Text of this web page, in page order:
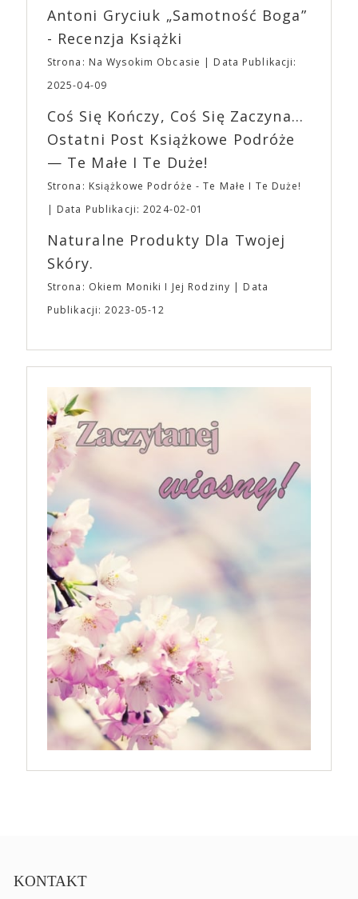
(„Joker”, „Ona”) w swojej najbardziej zaskakującej
roli. Twórca kultowych „Dziedzictwo. Hereditary” i
„Midsommar. W biały dzień” zrealizował najbardziej
osobisty film, który pozwolił mu w pełni podzielić
się z widzami swoimi lękami, wizją świata, a przede
„Bo się boi” w kinach od 21 kwietnia.
Wystawców i Obsługi. Na terenie hali nie zabraknie
Waszych ulubionych Wystawców serwujących
napoje oraz drobne przekąski a przed halą
planujemy Strefę FoodTrucków. Życzymy Wam
fantastycznego czasu oczekiwania na nadchodzącą
EXPO XXI!
Antoni Gryciuk „Samotność Boga”
- Recenzja Książki
Strona: Na Wysokim Obcasie
Data Publikacji:
2025-04-09
Coś Się Kończy, Coś Się Zaczyna...
Ostatni Post Książkowe Podróże
— Te Małe I Te Duże!
Strona: Książkowe Podróże - Te Małe I Te Duże!
Data Publikacji: 2024-02-01
Naturalne Produkty Dla Twojej
Skóry.
Strona: Okiem Moniki I Jej Rodziny
Data
Publikacji: 2023-05-12
KONTAKT